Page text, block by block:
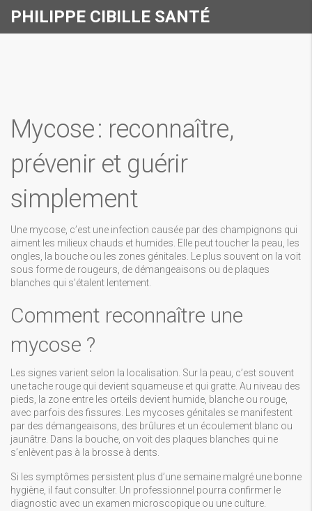
PHILIPPE CIBILLE SANTÉ
Mycose : reconnaître,
prévenir et guérir
simplement
Une mycose, c’est une infection causée par des champignons qui
aiment les milieux chauds et humides. Elle peut toucher la peau, les
ongles, la bouche ou les zones génitales. Le plus souvent on la voit
sous forme de rougeurs, de démangeaisons ou de plaques
blanches qui s’étalent lentement.
Comment reconnaître une
mycose ?
Les signes varient selon la localisation. Sur la peau, c’est souvent
une tache rouge qui devient squameuse et qui gratte. Au niveau des
pieds, la zone entre les orteils devient humide, blanche ou rouge,
avec parfois des fissures. Les mycoses génitales se manifestent
par des démangeaisons, des brûlures et un écoulement blanc ou
jaunâtre. Dans la bouche, on voit des plaques blanches qui ne
s’enlèvent pas à la brosse à dents.
Si les symptômes persistent plus d’une semaine malgré une bonne
hygiène, il faut consulter. Un professionnel pourra confirmer le
diagnostic avec un examen microscopique ou une culture.